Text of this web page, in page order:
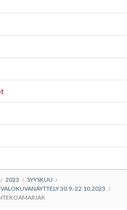
2023
SYYSKUU
30.9.-22.10.2023